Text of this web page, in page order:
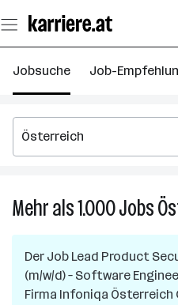
Seiteninhalt
springen
Jobsuche Job-
Mehr als 1.000Jobs
Der Job Lead Product
(m/w/d) – Software
Firma Infoniqa Österreich